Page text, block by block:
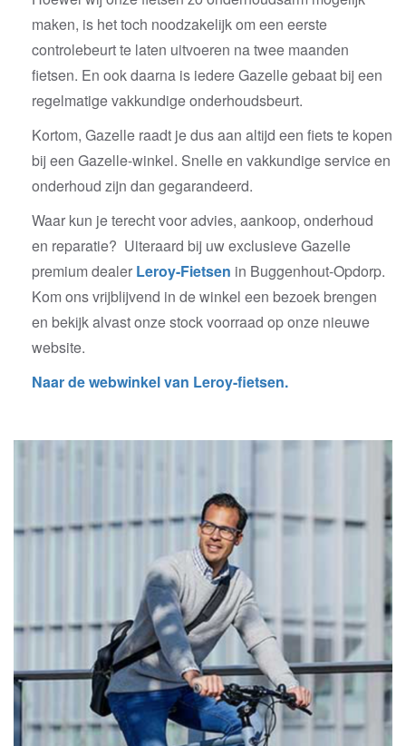
maken, is het toch noodzakelijk om een eerste
controlebeurt te laten uitvoeren na twee maanden
fietsen. En ook daarna is iedere Gazelle gebaat bij een
regelmatige vakkundige onderhoudsbeurt.
Kortom, Gazelle raadt je dus aan altijd een fiets te kopen
bij een Gazelle-winkel. Snelle en vakkundige service en
onderhoud zijn dan gegarandeerd.
Waar kun je terecht voor advies, aankoop, onderhoud
en reparatie? Uiteraard bij uw exclusieve Gazelle
premium dealer Leroy-Fietsen in Buggenhout-Opdorp.
Kom ons vrijblijvend in de winkel een bezoek brengen
en bekijk alvast onze stock voorraad op onze nieuwe
website.
Naar de webwinkel van Leroy-fietsen.